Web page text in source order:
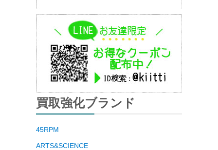
買取強化ブランド
45RPM
ARTS&SCIENCE